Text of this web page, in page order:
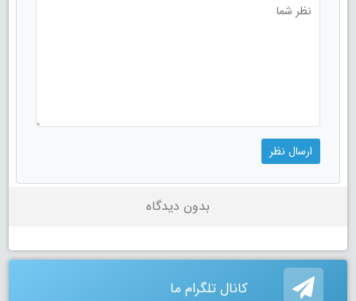
بدون دیدگاه
کانال تلگرام ما